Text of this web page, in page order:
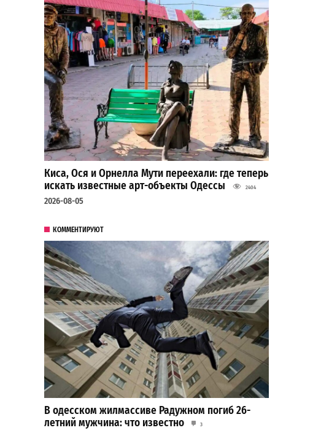
Киса, Ося и Орнелла Мути переехали: где теперь
искать известные арт-объекты Одессы
2404
2026-08-05
КОММЕНТИРУЮТ
В одесском жилмассиве Радужном погиб 26-
летний мужчина: что известно
3